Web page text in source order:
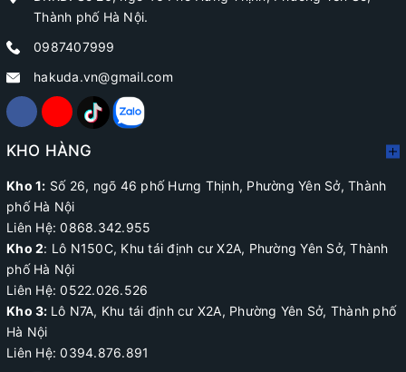
Thành phố Hà Nội.
0987407999
hakuda.vn@gmail.com
KHO HÀNG
Kho 1: Số 26, ngõ 46 phố Hưng Thịnh, Phường Yên Sở, Thành
phố Hà Nội
Liên Hệ: 0868.342.955
Kho 2: Lô N150C, Khu tái định cư X2A, Phường Yên Sở, Thành
phố Hà Nội
Liên Hệ:0522.026.526
Kho 3: Lô N7A, Khu tái định cư X2A, Phường Yên Sở, Thành phố
Hà Nội
Liên Hệ: 0394.876.891